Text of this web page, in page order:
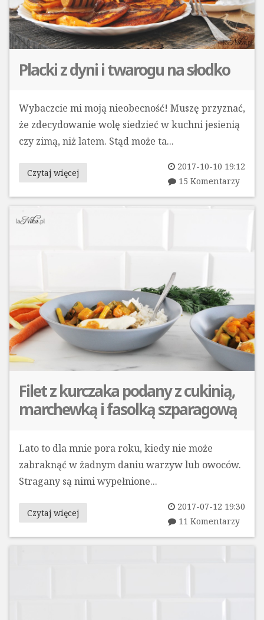
Placki z dyni i twarogu na słodko
Wybaczcie mi moją nieobecność! Muszę przyznać,
że zdecydowanie wolę siedzieć w kuchni jesienią
czy zimą, niż latem. Stąd może ta...
2017-10-10 19:12
15 Komentarzy
Czytaj więcej
Filet z kurczaka podany z cukinią,
marchewką i fasolką szparagową
Lato to dla mnie pora roku, kiedy nie może
zabraknąć w żadnym daniu warzyw lub owoców.
Stragany są nimi wypełnione...
2017-07-12 19:30
11 Komentarzy
Czytaj więcej